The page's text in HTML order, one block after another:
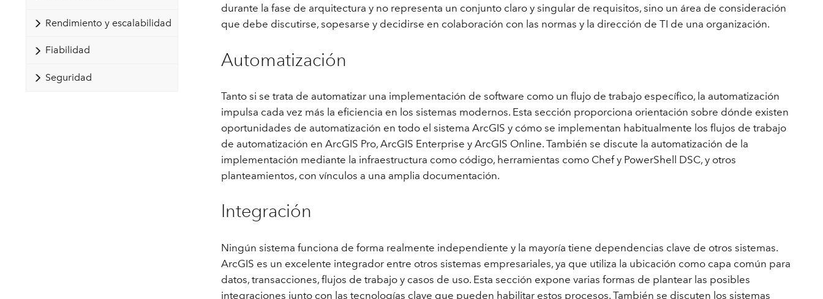
Tecnología para desarrolladores
representación cartográfica y
Explorar ArcGIS Pro
Recursos Naturales
Todos los sectores
Explorar la gestión de infraestructuras
Todas las historias
Leer la historia
Rendimiento y escalabilidad
Fiabilidad
Seguridad
durante la fase de arquitectura y no representa un conjunto claro y singular de requisitos, sino un área de consideración
que debe discutirse, sopesarse y decidirse en colaboración con las normas y la dirección de TI de una organización.
Automatización
Tanto si se trata de automatizar una implementación de software como un flujo de trabajo específico, la automatización
impulsa cada vez más la eficiencia en los sistemas modernos. Esta sección proporciona orientación sobre dónde existen
oportunidades de automatización en todo el sistema ArcGIS y cómo se implementan habitualmente los flujos de trabajo
de automatización en ArcGIS Pro, ArcGIS Enterprise y ArcGIS Online. También se discute la automatización de la
implementación mediante la infraestructura como código, herramientas como Chef y PowerShell DSC, y otros
planteamientos, con vínculos a una amplia documentación.
Integración
Ningún sistema funciona de forma realmente independiente y la mayoría tiene dependencias clave de otros sistemas.
ArcGIS es un excelente integrador entre otros sistemas empresariales, ya que utiliza la ubicación como capa común para
datos, transacciones, flujos de trabajo y casos de uso. Esta sección expone varias formas de plantear las posibles
integraciones junto con las tecnologías clave que pueden habilitar estos procesos. También se discuten los sistemas